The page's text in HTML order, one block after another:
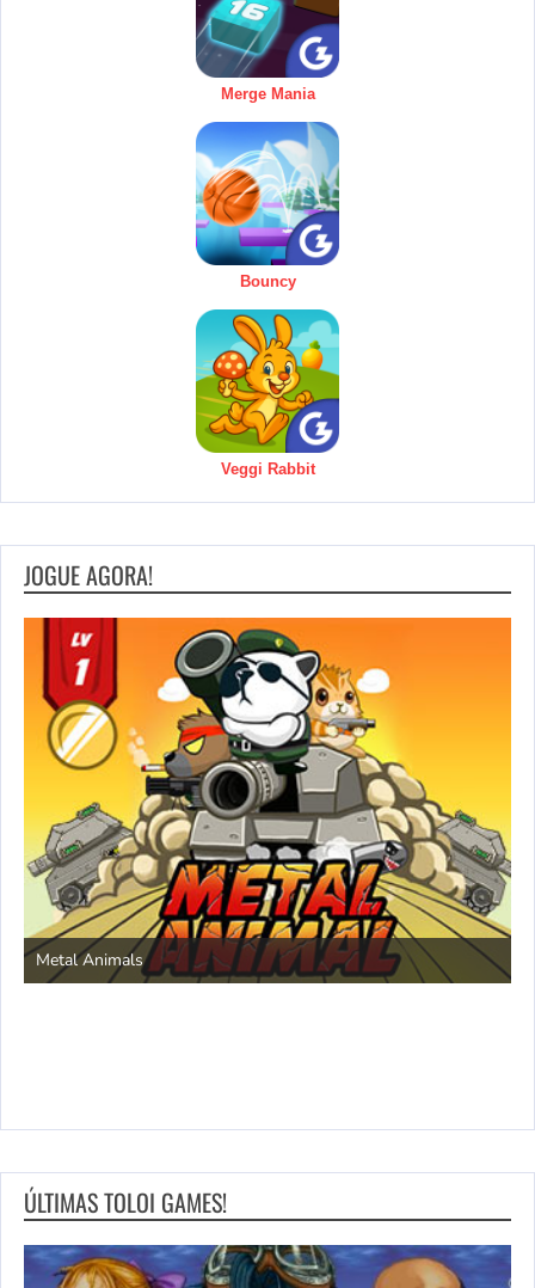
Merge Mania
Bouncy
Veggi Rabbit
JOGUE AGORA!
Metal Animals
ÚLTIMAS TOLOI GAMES!